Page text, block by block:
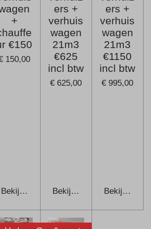
+
€150
150,00
Bekijk details
ers +
verhuis
wagen
21m3
€625
incl btw
€ 625,00
Bekijk details
ers +
verhuis
wagen
21m3
€1150
incl btw
€ 995,00
Bekijk